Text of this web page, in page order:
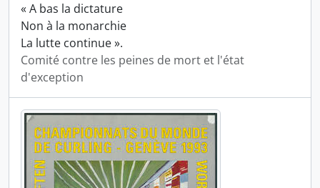
« A bas la dictature
Non à la monarchie
La lutte continue ».
Comité contre les peines de mort et l'état
d'exception